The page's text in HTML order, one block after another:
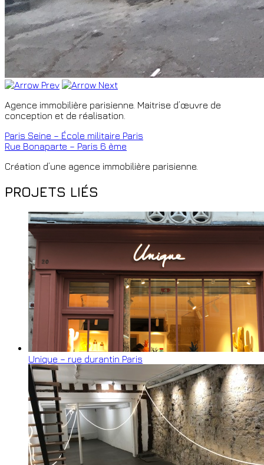
Agence immobilière parisienne. Maitrise d’œuvre de
conception et de réalisation.
Paris Seine – École militaire Paris
Rue Bonaparte – Paris 6 ème
Création d’une agence immobilière parisienne.
PROJETS LIÉS
Unique – rue durantin Paris